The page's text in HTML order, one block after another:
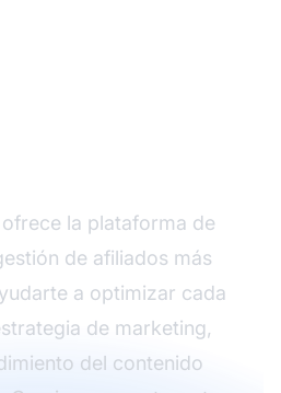
la plataforma de
de afiliados más
a optimizar cada
de marketing,
del contenido